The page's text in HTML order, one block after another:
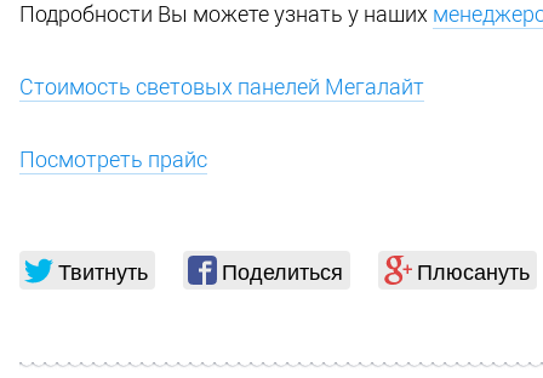
Подробности Вы можете узнать у наших
Стоимость световых панелей Мегалайт
Посмотреть прайс
Твитнуть Поделиться Плюсануть